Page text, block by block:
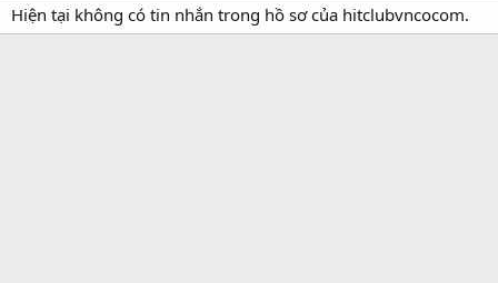
Hiện tại không có tin nhắn trong hồ sơ của hitclubvncocom.